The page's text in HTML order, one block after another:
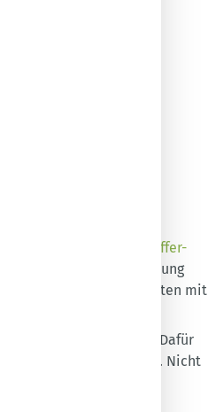
in zwei simplen
mit Baumwollbezug (Swiffer-
weil sie die Versiegelung
verwendet ihn am besten mit
wegwischen. Dafür
der Maserung wischen. Nicht
und den Bodenbelag